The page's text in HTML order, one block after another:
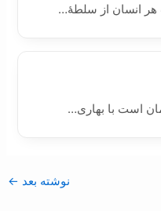
هر انسان از سلطۀ…
است با بهاری…
نوشته بعد ←